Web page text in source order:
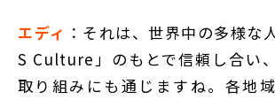
エディ ：それは、世界中の多様な
S Culture」のもとで信頼し合い
取り組みにも通じますね。各地